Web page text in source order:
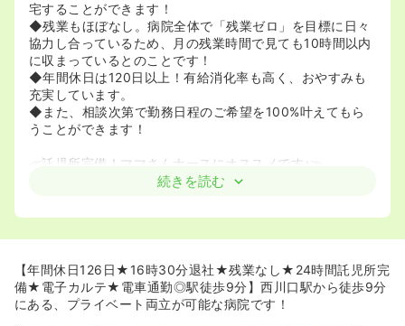
宅することができます！
◆残業もほぼなし。病院全体で「残業ゼロ」を目標に日々
協力し合っているため、月の残業時間で見ても10時間以内
に収まっているとのことです！
◆年間休日は120日以上！有給消化率も高く、おやすみも
充実しています。
◆また、相談次第で勤務日程のご希望を100%叶えてもら
うことができます！
≪託児所完備！ママさんナースにオススメです♪≫
◆24時間託児所があるため、子育て中の看護師様もご勤務
また2016年にリニューアルを行い、広い保育スペースが確
◆ママさんナースも多く在籍しているため、子育て理解の
ある職場環境です。お子様の急な発熱があった際も「行っ
てあげて」と気持ちを理解し、周りの看護師様が声をかけ
続きを読む
【年間休日126日★16時30分退社★残業なし★24時間託児所完
備★電子カルテ★電車通勤◎駅徒歩9分】西川口駅から徒歩9分
にある、プライベート両立が可能な病院です！